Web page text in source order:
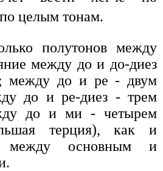
целым тонам.
полутонов между
между до и до-диез
между до и ре - двум
до и ре-диез - трем
до и ми - четырем
терция), как и
между основным и